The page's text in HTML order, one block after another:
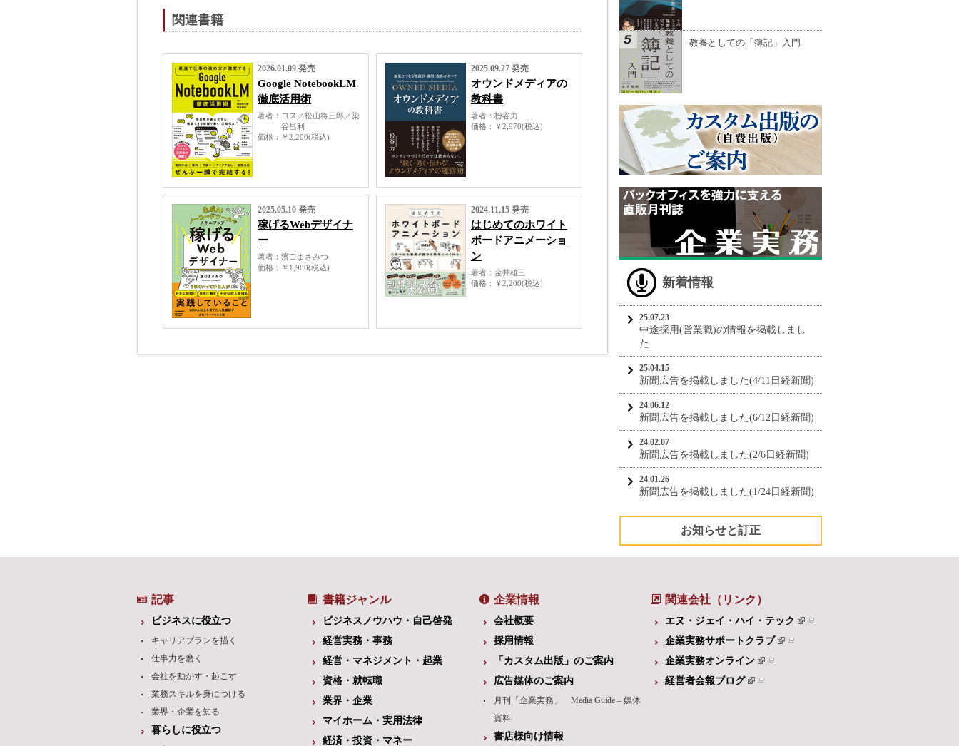
関連書籍
2026.01.09 発売
Google NotebookLM
徹底活用術
著者
ヨス／松山将三郎／染
谷昌利
価格
￥2,200(税込)
2025.09.27 発売
オウンドメディアの
教科書
著者
枌谷力
価格
￥2,970(税込)
2025.05.10 発売
稼げるWebデザイナ
ー
著者
濱口まさみつ
価格
￥1,980(税込)
2024.11.15 発売
はじめてのホワイト
ボードアニメーショ
ン
著者
金井雄三
価格
￥2,200(税込)
教養としての「簿記」入門
新着情報
25.07.23
中途採用(営業職)の情報を掲載しまし
た
25.04.15
新聞広告を掲載しました(4/11日経新聞)
24.06.12
新聞広告を掲載しました(6/12日経新聞)
24.02.07
新聞広告を掲載しました(2/6日経新聞)
24.01.26
新聞広告を掲載しました(1/24日経新聞)
お知らせと訂正
記事
ビジネスに役立つ
キャリアプランを描く
仕事力を磨く
会社を動かす・起こす
業務スキルを身につける
業界・企業を知る
暮らしに役立つ
書籍ジャンル
ビジネスノウハウ・自己啓発
経営実務・事務
経営・マネジメント・起業
資格・就転職
業界・企業
マイホーム・実用法律
経済・投資・マネー
企業情報
会社概要
採用情報
「カスタム出版」のご案内
広告媒体のご案内
月刊「企業実務」 Media Guide – 媒体
資料
書店様向け情報
関連会社（リンク）
エヌ・ジェイ・ハイ・テック
企業実務サポートクラブ
企業実務オンライン
経営者会報ブログ